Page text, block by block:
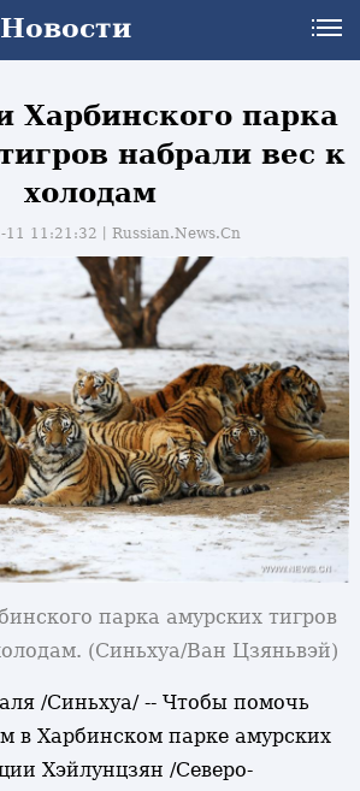
Харбинского парка
набрали вес к
холодам
11 11:21:32丨Russian.News.Cn
парка амурских тигров
(Синьхуа/Ван Цзяньвэй)
/Синьхуа/ -- Чтобы помочь
в Харбинском парке амурских
Хэйлунцзян /Северо-